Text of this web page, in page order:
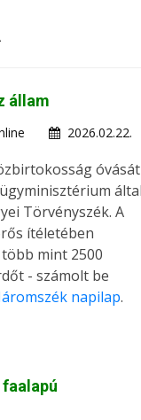
állam
2026.02.22.
óvását
által
Törvényszék. A
ítéletében
mint 2500
- számolt be
napilap.